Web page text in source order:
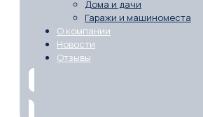
Дома и дачи
Гаражи и машиноместа
О компании
Новости
Отзывы